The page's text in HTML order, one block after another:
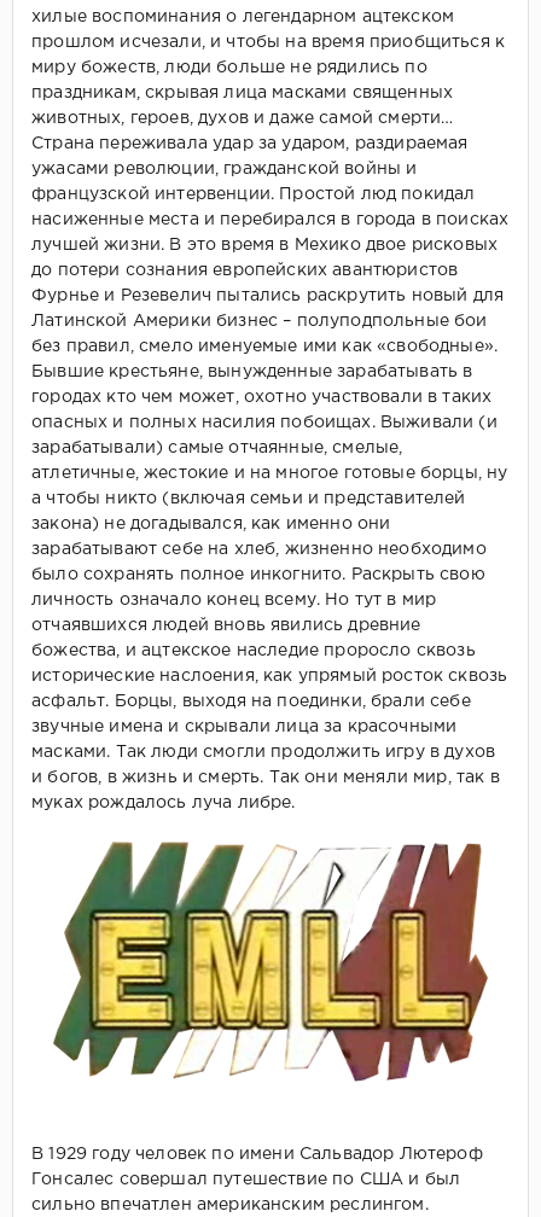
хилые воспоминания о легендарном ацтекском
прошлом исчезали, и чтобы на время приобщиться к
миру божеств, люди больше не рядились по
праздникам, скрывая лица масками священных
животных, героев, духов и даже самой смерти…
Страна переживала удар за ударом, раздираемая
ужасами революции, гражданской войны и
французской интервенции. Простой люд покидал
насиженные места и перебирался в города в поисках
лучшей жизни. В это время в Мехико двое рисковых
до потери сознания европейских авантюристов
Фурнье и Резевелич пытались раскрутить новый для
Латинской Америки бизнес – полуподпольные бои
без правил, смело именуемые ими как «свободные».
Бывшие крестьяне, вынужденные зарабатывать в
городах кто чем может, охотно участвовали в таких
опасных и полных насилия побоищах. Выживали (и
зарабатывали) самые отчаянные, смелые,
атлетичные, жестокие и на многое готовые борцы, ну
а чтобы никто (включая семьи и представителей
закона) не догадывался, как именно они
зарабатывают себе на хлеб, жизненно необходимо
было сохранять полное инкогнито. Раскрыть свою
личность означало конец всему. Но тут в мир
отчаявшихся людей вновь явились древние
божества, и ацтекское наследие проросло сквозь
исторические наслоения, как упрямый росток сквозь
асфальт. Борцы, выходя на поединки, брали себе
звучные имена и скрывали лица за красочными
масками. Так люди смогли продолжить игру в духов
и богов, в жизнь и смерть. Так они меняли мир, так в
муках рождалось луча либре.
В 1929 году человек по имени Сальвадор Лютероф
Гонсалес совершал путешествие по США и был
сильно впечатлен американским реслингом.